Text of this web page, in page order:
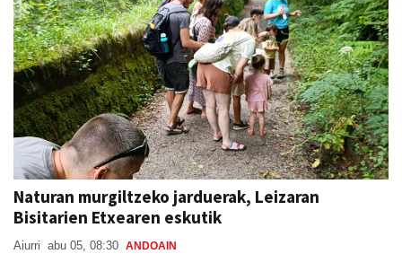
Naturan murgiltzeko jarduerak, Leizaran
Bisitarien Etxearen eskutik
Aiurri abu 05, 08:30 ANDOAIN